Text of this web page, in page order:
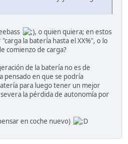
, o quien quiera; en estos
la batería hasta el XX%", o lo
comienzo de carga?
de la batería no es de
pensado en que se podría
para luego tener un mejor
la pérdida de autonomía por
en coche nuevo)